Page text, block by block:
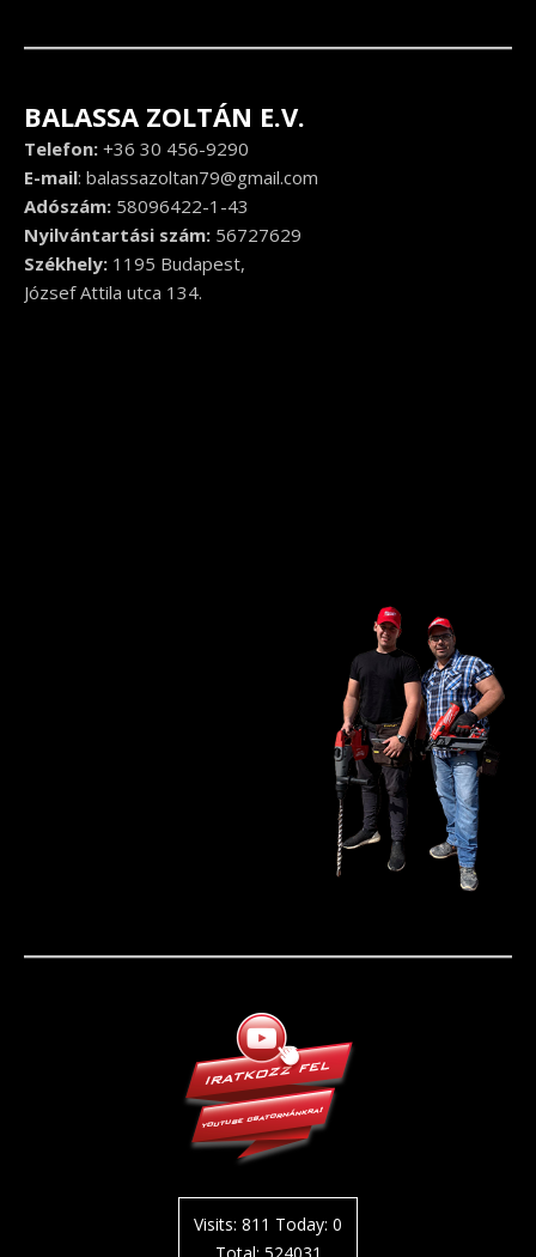
BALASSA ZOLTÁN E.V.
Telefon: +36 30 456-9290
E-mail: balassazoltan79@gmail.com
Adószám: 58096422-1-43
Nyilvántartási szám: 56727629
Székhely: 1195 Budapest,
József Attila utca 134.
Visits: 811 Today: 0